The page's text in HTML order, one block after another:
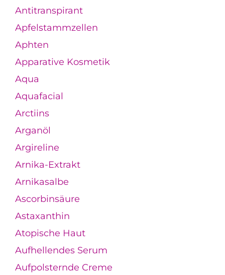
Antitranspirant
Apfelstammzellen
Aphten
Apparative Kosmetik
Aqua
Aquafacial
Arctiins
Arganöl
Argireline
Arnika-Extrakt
Arnikasalbe
Ascorbinsäure
Astaxanthin
Atopische Haut
Aufhellendes Serum
Aufpolsternde Creme